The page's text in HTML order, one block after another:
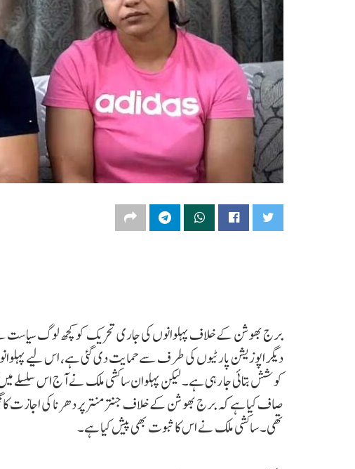
برج بھوشن کے خلاف پہلوانوں کی جاری تحریک کو کچھ لوگ سیاست سے
دیگر اپوزیشن پارٹیوں کی طرف سے حمایت دی گئی ہے، اس لیے
کوشش بتائی جا رہی ہے۔ لیکن پہلوان ساکشی ملک نے آج اس سلسلے
صاف کیا ہے کہ برج بھوشن کے خلاف جنتر منتر پر دھرنا کی اجازت
تھی۔ ساکشی ملک نے اس کا ثبوت بھی پیش کیا ہے۔